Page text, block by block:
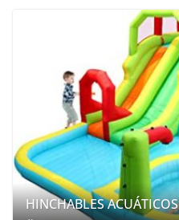
HINCHABLES ACUÁTICOS